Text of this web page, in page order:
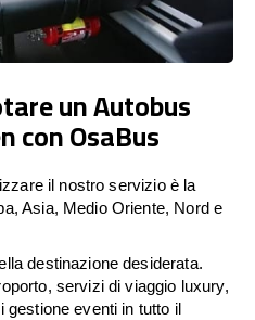
un Autobus
con OsaBus
il nostro servizio è la
Asia, Medio Oriente, Nord e
destinazione desiderata.
servizi di viaggio luxury,
eventi in tutto il